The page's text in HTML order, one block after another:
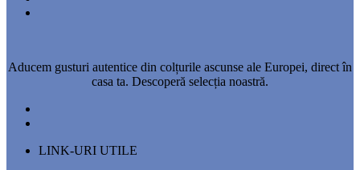
Aducem gusturi autentice din colțurile ascunse ale Europei, direct în
casa ta. Descoperă selecția noastră.
LINK-URI UTILE